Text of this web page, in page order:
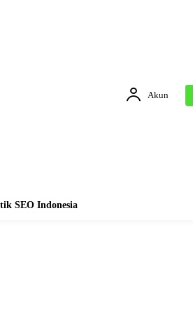
Akun
SEO Indonesia